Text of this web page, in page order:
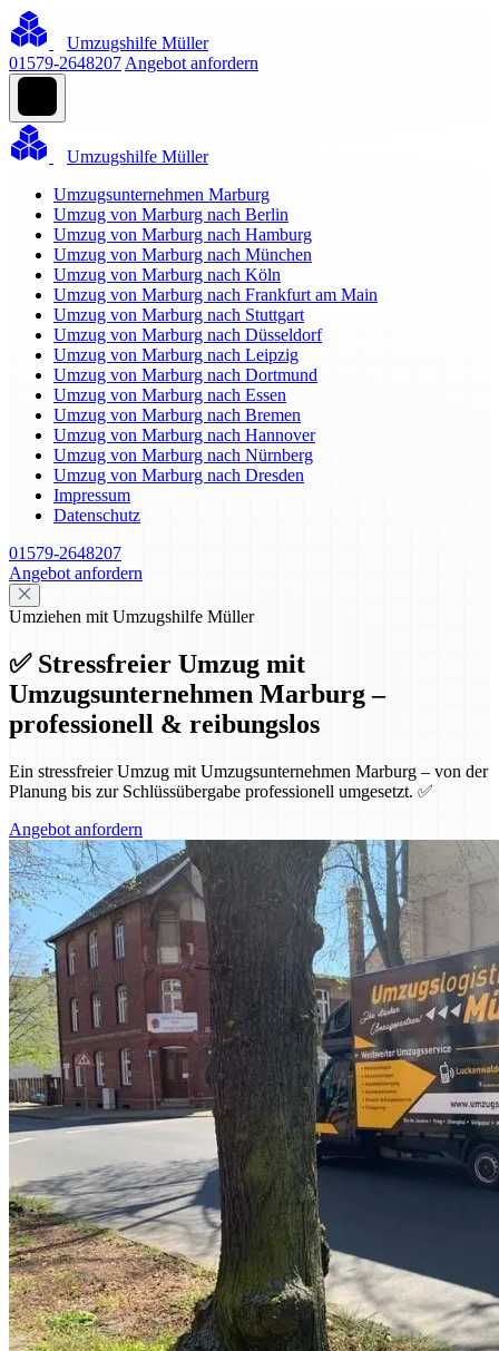
Umzugshilfe Müller
01579-2648207 Angebot anfordern
Umzugshilfe Müller
Umzugsunternehmen Marburg
Umzug von Marburg nach Berlin
Umzug von Marburg nach Hamburg
Umzug von Marburg nach München
Umzug von Marburg nach Köln
Umzug von Marburg nach Frankfurt am Main
Umzug von Marburg nach Stuttgart
Umzug von Marburg nach Düsseldorf
Umzug von Marburg nach Leipzig
Umzug von Marburg nach Dortmund
Umzug von Marburg nach Essen
Umzug von Marburg nach Bremen
Umzug von Marburg nach Hannover
Umzug von Marburg nach Nürnberg
Umzug von Marburg nach Dresden
Impressum
Datenschutz
01579-2648207
Angebot anfordern
Umziehen mit Umzugshilfe Müller
✅ Stressfreier Umzug mit
Umzugsunternehmen Marburg –
professionell & reibungslos
Ein stressfreier Umzug mit Umzugsunternehmen Marburg – von der
Planung bis zur Schlüssübergabe professionell umgesetzt. ✅
Angebot anfordern